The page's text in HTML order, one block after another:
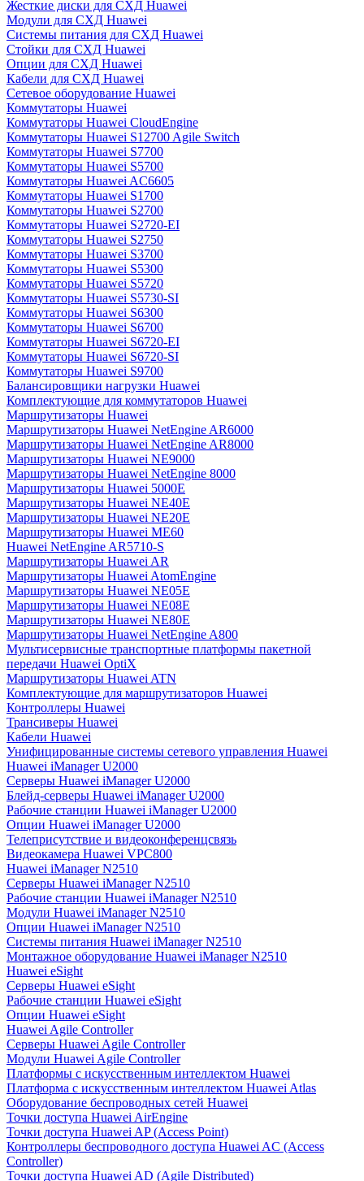
Жесткие диски для СХД Huawei
Модули для СХД Huawei
Системы питания для СХД Huawei
Стойки для СХД Huawei
Опции для СХД Huawei
Кабели для СХД Huawei
Сетевое оборудование Huawei
Коммутаторы Huawei
Коммутаторы Huawei CloudEngine
Коммутаторы Huawei S12700 Agile Switch
Коммутаторы Huawei S7700
Коммутаторы Huawei S5700
Коммутаторы Huawei AC6605
Коммутаторы Huawei S1700
Коммутаторы Huawei S2700
Коммутаторы Huawei S2720-EI
Коммутаторы Huawei S2750
Коммутаторы Huawei S3700
Коммутаторы Huawei S5300
Коммутаторы Huawei S5720
Коммутаторы Huawei S5730-SI
Коммутаторы Huawei S6300
Коммутаторы Huawei S6700
Коммутаторы Huawei S6720-EI
Коммутаторы Huawei S6720-SI
Коммутаторы Huawei S9700
Балансировщики нагрузки Huawei
Комплектующие для коммутаторов Huawei
Маршрутизаторы Huawei
Маршрутизаторы Huawei NetEngine AR6000
Маршрутизаторы Huawei NetEngine AR8000
Маршрутизаторы Huawei NE9000
Маршрутизаторы Huawei NetEngine 8000
Маршрутизаторы Huawei 5000E
Маршрутизаторы Huawei NE40E
Маршрутизаторы Huawei NE20E
Маршрутизаторы Huawei ME60
Huawei NetEngine AR5710-S
Маршрутизаторы Huawei AR
Маршрутизаторы Huawei AtomEngine
Маршрутизаторы Huawei NE05E
Маршрутизаторы Huawei NE08E
Маршрутизаторы Huawei NE80E
Маршрутизаторы Huawei NetEngine A800
Мультисервисные транспортные платформы пакетной
передачи Huawei OptiX
Маршрутизаторы Huawei ATN
Комплектующие для маршрутизаторов Huawei
Контроллеры Huawei
Трансиверы Huawei
Кабели Huawei
Унифицированные системы сетевого управления Huawei
Huawei iManager U2000
Серверы Huawei iManager U2000
Блейд-серверы Huawei iManager U2000
Рабочие станции Huawei iManager U2000
Опции Huawei iManager U2000
Телеприсутствие и видеоконференцсвязь
Видеокамера Huawei VPC800
Huawei iManager N2510
Серверы Huawei iManager N2510
Рабочие станции Huawei iManager N2510
Модули Huawei iManager N2510
Опции Huawei iManager N2510
Системы питания Huawei iManager N2510
Монтажное оборудование Huawei iManager N2510
Huawei eSight
Серверы Huawei eSight
Рабочие станции Huawei eSight
Опции Huawei eSight
Huawei Agile Controller
Серверы Huawei Agile Controller
Модули Huawei Agile Controller
Платформы с искусственным интеллектом Huawei
Платформа с искусственным интеллектом Huawei Atlas
Оборудование беспроводных сетей Huawei
Точки доступа Huawei AirEngine
Точки доступа Huawei AP (Access Point)
Контроллеры беспроводного доступа Huawei AC (Access
Controller)
Точки доступа Huawei AD (Agile Distributed)